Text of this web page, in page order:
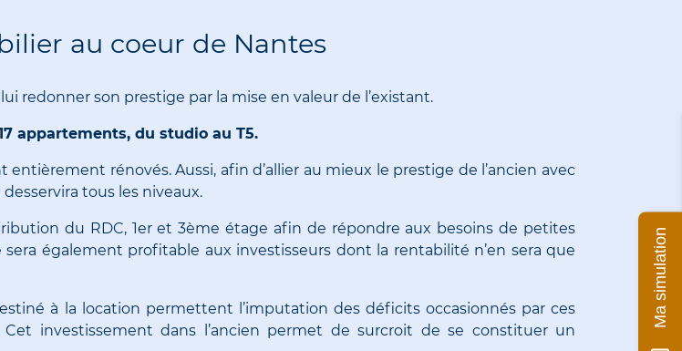
au coeur de Nantes
redonner son prestige par la mise en valeur de l’existant.
appartements, du studio au T5.
entièrement rénovés. Aussi, afin d’allier au mieux le prestige de l’ancien avec
tous les niveaux.
du RDC, 1er et 3ème étage afin de répondre aux besoins de petites
également profitable aux investisseurs dont la rentabilité n’en sera que
à la location permettent l’imputation des déficits occasionnés par ces
investissement dans l’ancien permet de surcroit de se constituer un
Ma simulation